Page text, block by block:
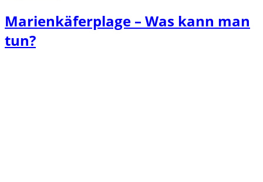
Marienkäferplage – Was kann man
tun?